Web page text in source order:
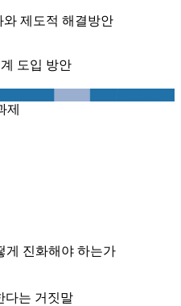
제도적 해결방안
도입 방안
제
게 진화해야 하는가
다는 거짓말